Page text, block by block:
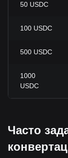
50 USDC
100 USDC
500 USDC
1000
USDC
Часто